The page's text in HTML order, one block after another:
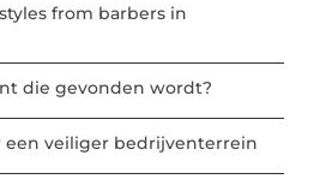
from barbers in
die gevonden wordt?
een veiliger bedrijventerrein